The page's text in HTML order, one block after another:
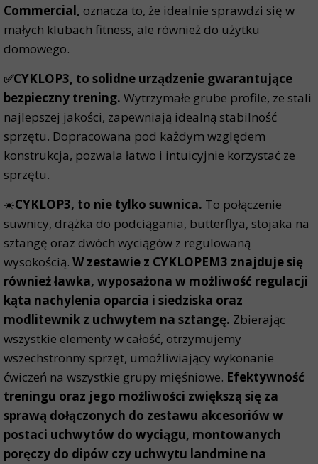
Commercial, oznacza to, że idealnie sprawdzi się w
małych klubach fitness, ale również do użytku
domowego.
✅CYKLOP3, to solidne urządzenie gwarantujące
bezpieczny trening. Wytrzymałe grube profile, ze stali
najlepszej jakości, zapewniają idealną stabilność
sprzętu. Dopracowana pod każdym względem
konstrukcja, pozwala łatwo i intuicyjnie korzystać ze
sprzętu.
☀️CYKLOP3, to nie tylko suwnica. To połączenie
suwnicy, drążka do podciągania, butterflya, stojaka na
sztangę oraz dwóch wyciągów z regulowaną
wysokością. W zestawie z CYKLOPEM3 znajduje się
również ławka, wyposażona w możliwość regulacji
kąta nachylenia oparcia i siedziska oraz
modlitewnik z uchwytem na sztangę. Zbierając
wszystkie elementy w całość, otrzymujemy
wszechstronny sprzęt, umożliwiający wykonanie
ćwiczeń na wszystkie grupy mięśniowe. Efektywność
treningu oraz jego możliwości zwiększą się za
sprawą dołączonych do zestawu akcesoriów w
postaci uchwytów do wyciągu, montowanych
poręczy do dipów czy uchwytu landmine na